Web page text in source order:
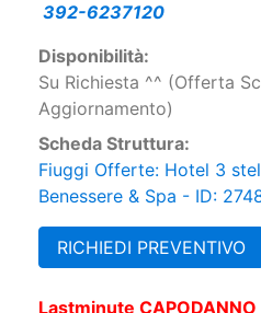
Disponibilità:
Su Richiesta ^^ (Offerta
Aggiornamento)
Scheda Struttura:
Fiuggi Offerte: Hotel 3
Benessere & Spa - ID:
RICHIEDI PREVENTIVO
Lastminute CAPODANNO
Hotel al Centro di Fiuggi